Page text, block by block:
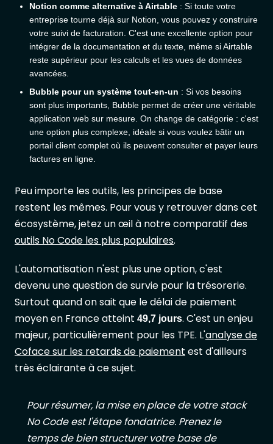
Notion comme alternative à Airtable : Si toute votre
entreprise tourne déjà sur Notion, vous pouvez y construire
votre suivi de facturation. C'est une excellente option pour
intégrer de la documentation et du texte, même si Airtable
reste supérieur pour les calculs et les vues de données
avancées.
Bubble pour un système tout-en-un : Si vos besoins
sont plus importants, Bubble permet de créer une véritable
application web sur mesure. On change de catégorie : c'est
une option plus complexe, idéale si vous voulez bâtir un
portail client complet où ils peuvent consulter et payer leurs
factures en ligne.
Peu importe les outils, les principes de base
restent les mêmes. Pour vous y retrouver dans cet
écosystème, jetez un œil à notre comparatif des
outils No Code les plus populaires.
L'automatisation n'est plus une option, c'est
devenu une question de survie pour la trésorerie.
Surtout quand on sait que le délai de paiement
moyen en France atteint 49,7 jours. C'est un enjeu
majeur, particulièrement pour les TPE. L'analyse de
Coface sur les retards de paiement est d'ailleurs
très éclairante à ce sujet.
Pour résumer, la mise en place de votre stack
No Code est l'étape fondatrice. Prenez le
temps de bien structurer votre base de